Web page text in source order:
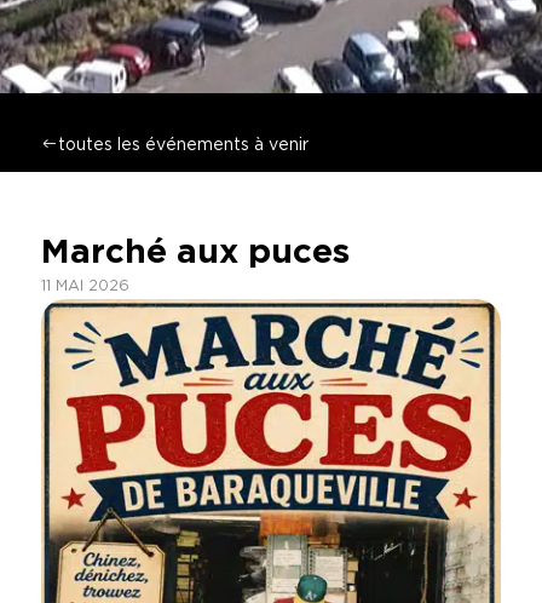
toutes les événements à venir
Marché aux puces
11 MAI 2026